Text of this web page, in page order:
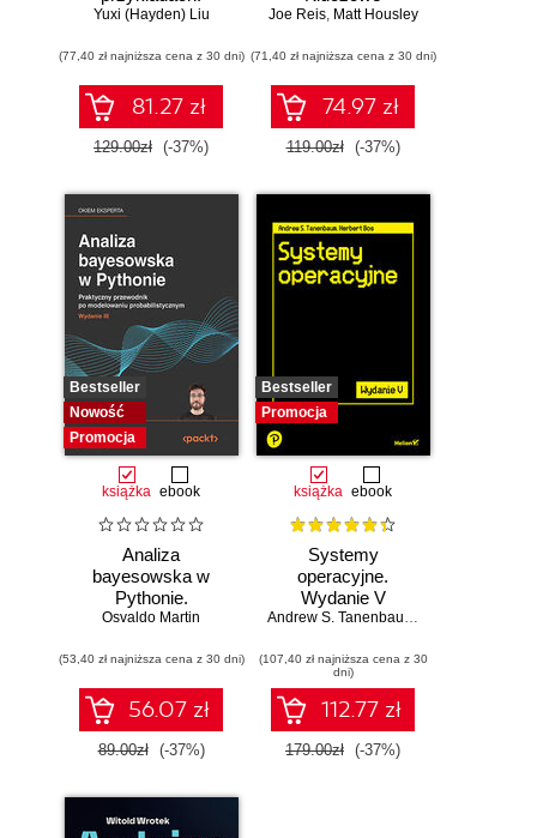
Najlepsze praktyki
zastosowaniach.
Wydanie IV
Yuxi (Hayden) Liu
(77,40 zł najniższa cena z 30 dni)
81.27 zł
129.00zł (-37%)
koncepcje i
technologie
Joe Reis, Matt Housley
(71,40 zł najniższa cena z 30 dni)
74.97 zł
119.00zł (-37%)
Bestseller
Nowość
Promocja
książka ebook
Analiza
bayesowska w
Pythonie.
Praktyczny
modelowaniu
probabilistycznym.
Wydanie III
Osvaldo Martin
(53,40 zł najniższa cena z 30 dni)
56.07 zł
89.00zł (-37%)
Bestseller
Promocja
książka ebook
Systemy
operacyjne.
Wydanie V
Andrew S. Tanenbaum,
(107,40 zł najniższa cena z 30
dni)
112.77 zł
179.00zł (-37%)